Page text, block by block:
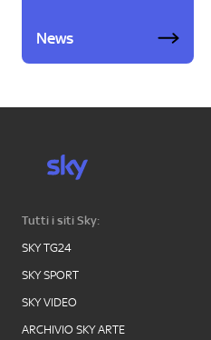
News
Tutti i siti Sky:
SKY TG24
SKY SPORT
SKY VIDEO
ARCHIVIO SKY ARTE